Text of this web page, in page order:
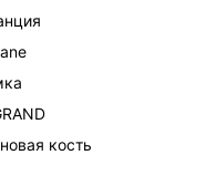
кость